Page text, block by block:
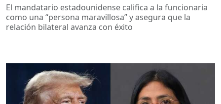
El mandatario estadounidense califica a la funcionaria
como una “persona maravillosa” y asegura que la
relación bilateral avanza con éxito